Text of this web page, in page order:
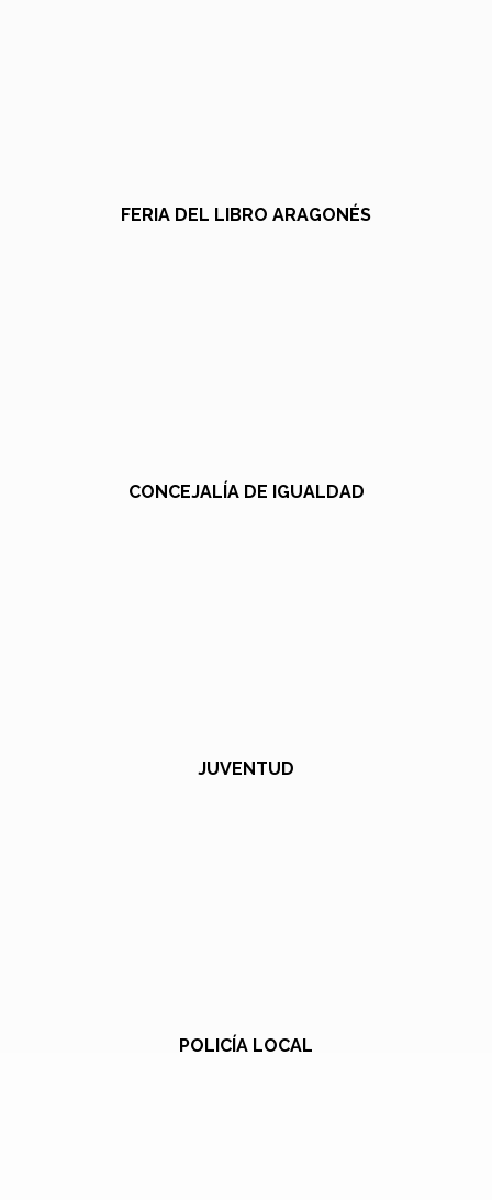
FERIA DEL LIBRO ARAGONÉS
CONCEJALÍA DE IGUALDAD
JUVENTUD
POLICÍA LOCAL